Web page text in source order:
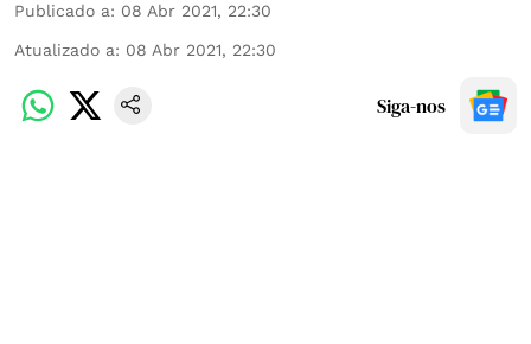
Publicado a: 08 Abr 2021, 22:30
Atualizado a: 08 Abr 2021, 22:30
Siga-nos